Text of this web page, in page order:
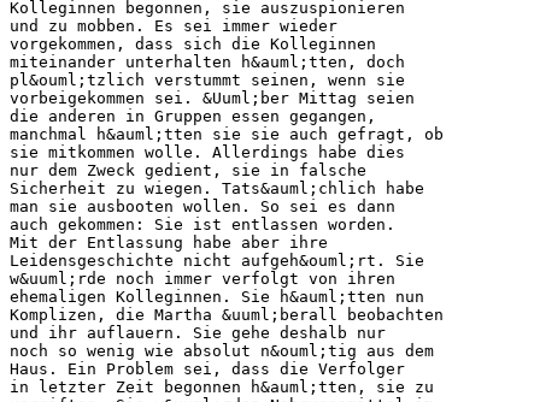
Kolleginnen begonnen, sie auszuspionieren
und zu mobben. Es sei immer wieder
vorgekommen, dass sich die Kolleginnen
miteinander unterhalten h&auml;tten, doch
pl&ouml;tzlich verstummt seinen, wenn sie
vorbeigekommen sei. &Uuml;ber Mittag seien
die anderen in Gruppen essen gegangen,
manchmal h&auml;tten sie sie auch gefragt, ob
sie mitkommen wolle. Allerdings habe dies
nur dem Zweck gedient, sie in falsche
Sicherheit zu wiegen. Tats&auml;chlich habe
man sie ausbooten wollen. So sei es dann
auch gekommen: Sie ist entlassen worden.
Mit der Entlassung habe aber ihre
Leidensgeschichte nicht aufgeh&ouml;rt. Sie
w&uuml;rde noch immer verfolgt von ihren
ehemaligen Kolleginnen. Sie h&auml;tten nun
Komplizen, die Martha &uuml;berall beobachten
und ihr auflauern. Sie gehe deshalb nur
noch so wenig wie absolut n&ouml;tig aus dem
Haus. Ein Problem sei, dass die Verfolger
in letzter Zeit begonnen h&auml;tten, sie zu